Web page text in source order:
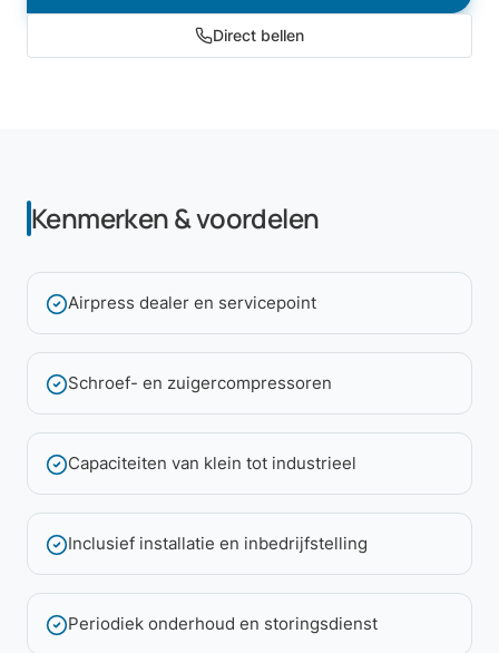
Direct bellen
Kenmerken & voordelen
Airpress dealer en servicepoint
Schroef- en zuigercompressoren
Capaciteiten van klein tot industrieel
Inclusief installatie en inbedrijfstelling
Periodiek onderhoud en storingsdienst